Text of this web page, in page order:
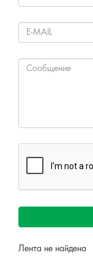
Лента не найдена